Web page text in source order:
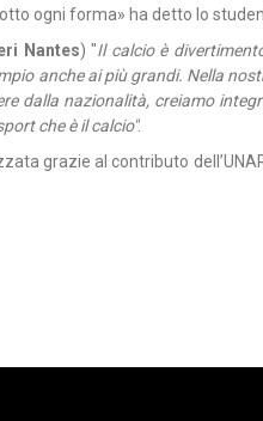
ogni forma» ha detto lo
Nantes) "Il calcio è
anche ai più grandi. Nella
dalla nazionalità, creiamo
che è il calcio".
grazie al contributo